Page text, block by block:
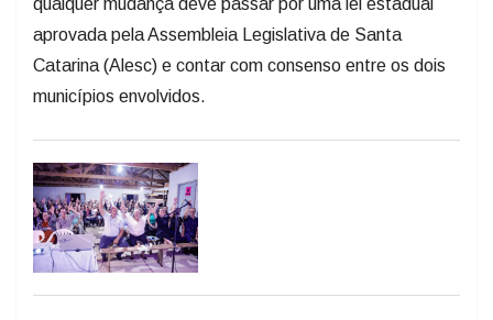
aprovada pela Assembleia Legislativa de Santa
Catarina (Alesc) e contar com consenso entre os dois
municípios envolvidos.